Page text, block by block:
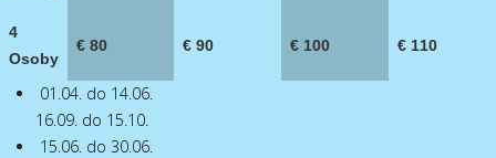
4
Osoby
€ 80 € 90 € 100 € 110
01.04. do 14.06.
16.09. do 15.10.
15.06. do 30.06.